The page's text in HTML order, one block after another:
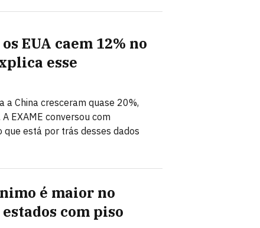
EUA caem 12% no
esse
a China cresceram quase 20%,
EXAME conversou com
está por trás desses dados
é maior no
com piso